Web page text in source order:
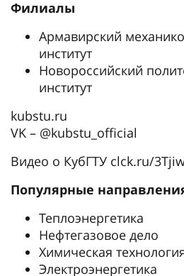
Филиалы
Армавирский
институт
Новороссийский
институт
kubstu.ru
VK – @kubstu_official
Видео о КубГТУ clck.ru/
Популярные
Теплоэнергетика
Нефтегазовое дело
Химическая
Электроэнергетика